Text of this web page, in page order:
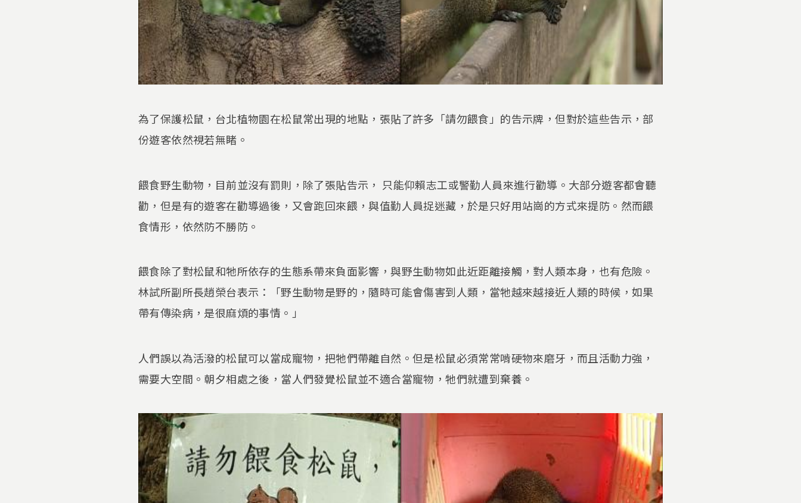
為了保護松鼠，台北植物園在松鼠常出現的地點，張貼了許多「請勿餵食」的告示牌，但對於這些告示，部
份遊客依然視若無睹。
餵食野生動物，目前並沒有罰則，除了張貼告示， 只能仰賴志工或警勤人員來進行勸導。大部分遊客都會聽
勸，但是有的遊客在勸導過後，又會跑回來餵，與值勤人員捉迷藏，於是只好用站崗的方式來提防。然而餵
食情形，依然防不勝防。
餵食除了對松鼠和牠所依存的生態系帶來負面影響，與野生動物如此近距離接觸，對人類本身，也有危險。
林試所副所長趙榮台表示：「野生動物是野的，隨時可能會傷害到人類，當牠越來越接近人類的時候，如果
帶有傳染病，是很麻煩的事情。」
人們誤以為活潑的松鼠可以當成寵物，把牠們帶離自然。但是松鼠必須常常啃硬物來磨牙，而且活動力強，
需要大空間。朝夕相處之後，當人們發覺松鼠並不適合當寵物，牠們就遭到棄養。